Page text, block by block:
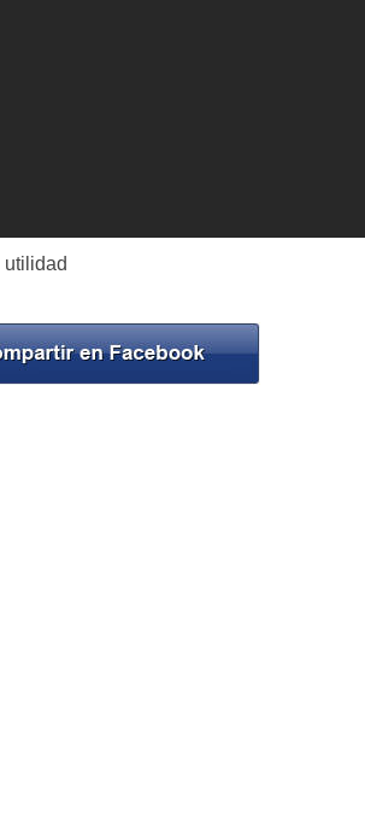
utilidad